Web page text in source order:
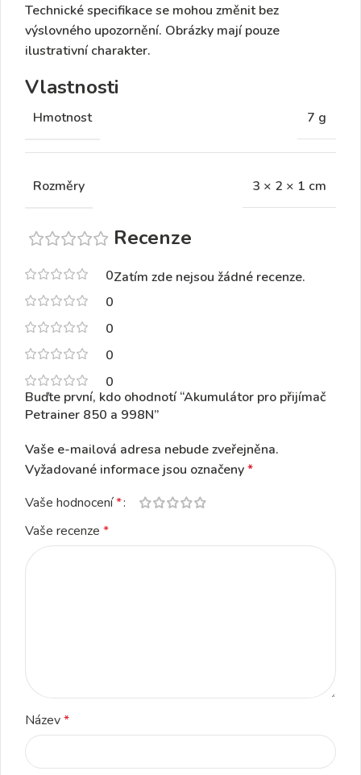
Technické specifikace se mohou změnit bez
výslovného upozornění. Obrázky mají pouze
ilustrativní charakter.
Vlastnosti
Hmotnost 7 g
Rozměry 3 × 2 × 1 cm
0
0
0
0
0
Recenze
Zatím zde nejsou žádné recenze.
Buďte první, kdo ohodnotí “Akumulátor pro přijímač
Petrainer 850 a 998N”
Vaše e-mailová adresa nebude zveřejněna.
Vyžadované informace jsou označeny*
Vaše hodnocení*
Vaše recenze *
Název*